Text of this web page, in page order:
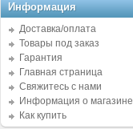
Информация
Доставка/оплата
Товары под заказ
Гарантия
Главная страница
Свяжитесь с нами
Информация о магазине
Как купить